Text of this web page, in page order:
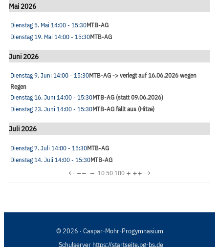
Mai 2026
Dienstag 5. Mai 14:00- 15:30MTB-AG
Dienstag 19. Mai 14:00- 15:30MTB-AG
Juni 2026
Dienstag 9. Juni 14:00- 15:30MTB-AG -> verlegt auf 16.06.2026 wegen
Regen
Dienstag 16. Juni 14:00- 15:30MTB-AG (statt 09.06.2026)
Dienstag 23. Juni 14:00- 15:30MTB-AG fällt aus (Hitze)
Juli 2026
Dienstag 7. Juli 14:00- 15:30MTB-AG
Dienstag 14. Juli 14:00- 15:30MTB-AG
←−− − 10 50100 + ++→
© 2026 · Caspar-Mohr-Progymnasium
Schulserver https://startseite.pg-bs.de